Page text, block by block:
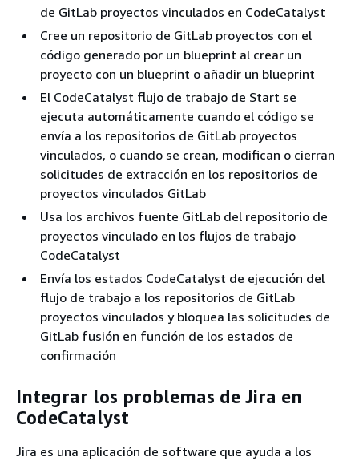
de GitLab proyectos vinculados en CodeCatalyst
Cree un repositorio de GitLab proyectos con el
código generado por un blueprint al crear un
proyecto con un blueprint o añadir un blueprint
El CodeCatalyst flujo de trabajo de Start se
ejecuta automáticamente cuando el código se
envía a los repositorios de GitLab proyectos
vinculados, o cuando se crean, modifican o cierran
solicitudes de extracción en los repositorios de
proyectos vinculados GitLab
Usa los archivos fuente GitLab del repositorio de
proyectos vinculado en los flujos de trabajo
CodeCatalyst
Envía los estados CodeCatalyst de ejecución del
flujo de trabajo a los repositorios de GitLab
proyectos vinculados y bloquea las solicitudes de
GitLab fusión en función de los estados de
confirmación
Integrar los problemas de Jira en
CodeCatalyst
Jira es una aplicación de software que ayuda a los